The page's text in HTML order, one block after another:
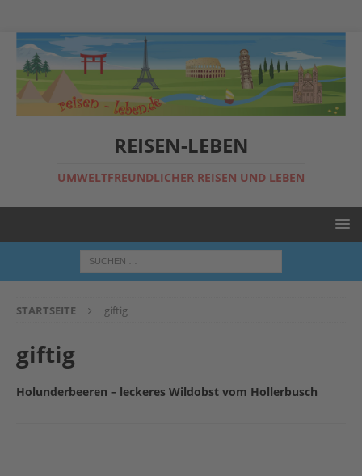
REISEN-LEBEN
UMWELTFREUNDLICHER REISEN UND LEBEN
STARTSEITE giftig
giftig
Holunderbeeren – leckeres Wildobst vom Hollerbusch